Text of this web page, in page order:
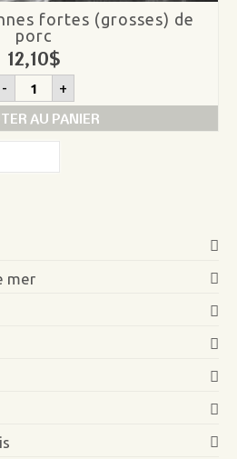
fortes (grosses) de
porc
12,10$
- quantité
de
Saucisses
Italiennes
fortes
de
+
AU PANIER
mer